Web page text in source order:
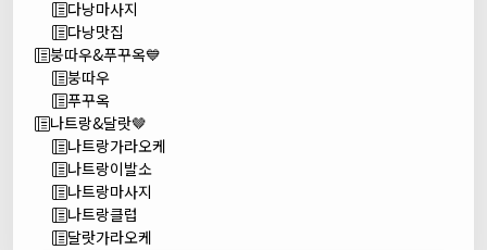
다낭마사지
다낭맛집
붕따우&푸꾸옥💙
붕따우
푸꾸옥
나트랑&달랏🤎
나트랑가라오케
나트랑이발소
나트랑마사지
나트랑클럽
달랏가라오케